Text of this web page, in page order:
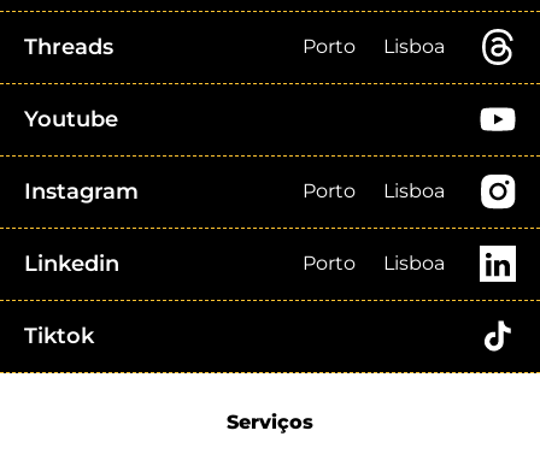
Threads Porto Lisboa
Youtube
Instagram Porto Lisboa
Linkedin Porto Lisboa
Tiktok
Serviços